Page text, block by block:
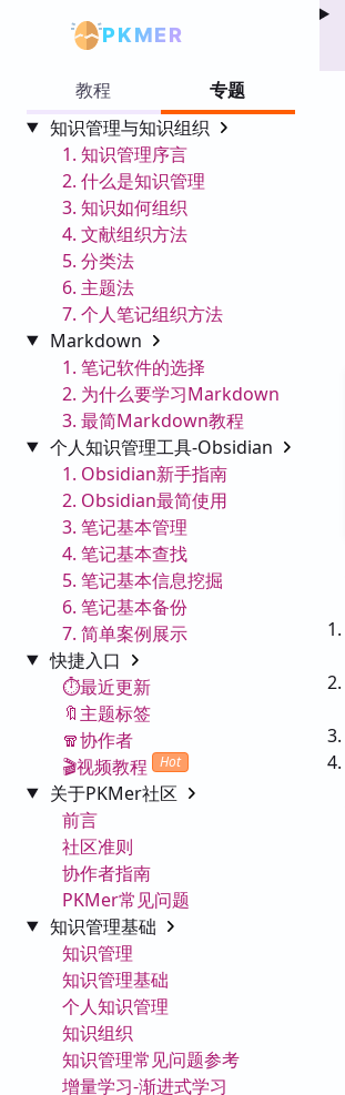
PKMER
教程
专题
知识管理与知识组织
1. 知识管理序言
2. 什么是知识管理
3. 知识如何组织
4. 文献组织方法
5. 分类法
6. 主题法
7. 个人笔记组织方法
Markdown
1. 笔记软件的选择
2. 为什么要学习Markdown
3. 最简Markdown教程
个人知识管理工具-Obsidian
1. Obsidian新手指南
2. Obsidian最简使用
3. 笔记基本管理
4. 笔记基本查找
5. 笔记基本信息挖掘
6. 笔记基本备份
7. 简单案例展示
快捷入口
⏱️最近更新
🔖主题标签
🧣协作者
🎬视频教程
Hot
关于PKMer社区
前言
社区准则
协作者指南
PKMer常见问题
知识管理基础
知识管理
知识管理基础
个人知识管理
知识组织
知识管理常见问题参考
增量学习-渐进式学习